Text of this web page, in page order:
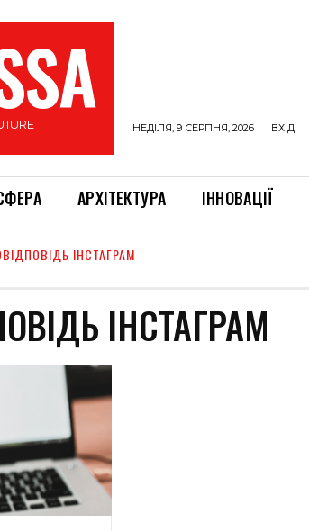
НЕДІЛЯ, 9 СЕРПНЯ, 2026 ВХІД
АРХІТЕКТУРА ІННОВАЦІЇ
ІНСТАГРАМ
ІНСТАГРАМ